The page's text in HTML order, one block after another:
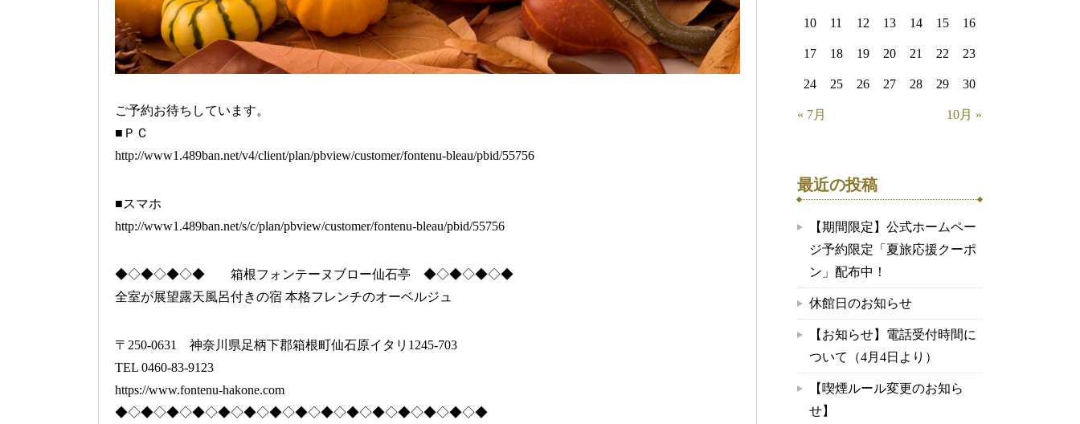
ご予約お待ちしています。
■ＰＣ
http://www1.489ban.net/v4/client/plan/pbview/customer/fontenu-bleau/pbid/55756
■スマホ
http://www1.489ban.net/s/c/plan/pbview/customer/fontenu-bleau/pbid/55756
◆◇◆◇◆◇◆ 箱根フォンテーヌブロー仙石亭 ◆◇◆◇◆◇◆
全室が展望露天風呂付きの宿 本格フレンチのオーベルジュ
〒250-0631 神奈川県足柄下郡箱根町仙石原イタリ1245-703
TEL 0460-83-9123
https://www.fontenu-hakone.com
◆◇◆◇◆◇◆◇◆◇◆◇◆◇◆◇◆◇◆◇◆◇◆◇◆◇◆◇◆
« 7月 10月 »
10 11 12 13 14 15 16
17 18 19 20 21 22 23
24 25 26 27 28 29 30
最近の投稿
【期間限定】公式ホームペー
ジ予約限定「夏旅応援クーポ
ン」配布中！
休館日のお知らせ
【お知らせ】電話受付時間に
ついて（4月4日より）
【喫煙ルール変更のお知ら
せ】